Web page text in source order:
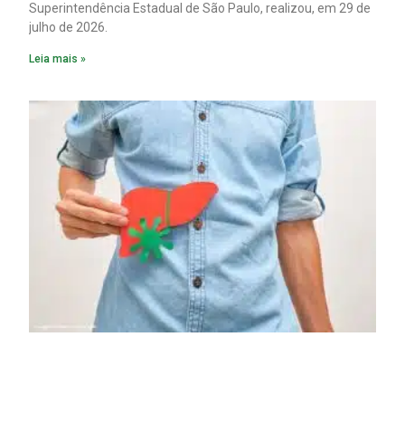
Superintendência Estadual de São Paulo, realizou, em 29 de
julho de 2026.
Leia mais »